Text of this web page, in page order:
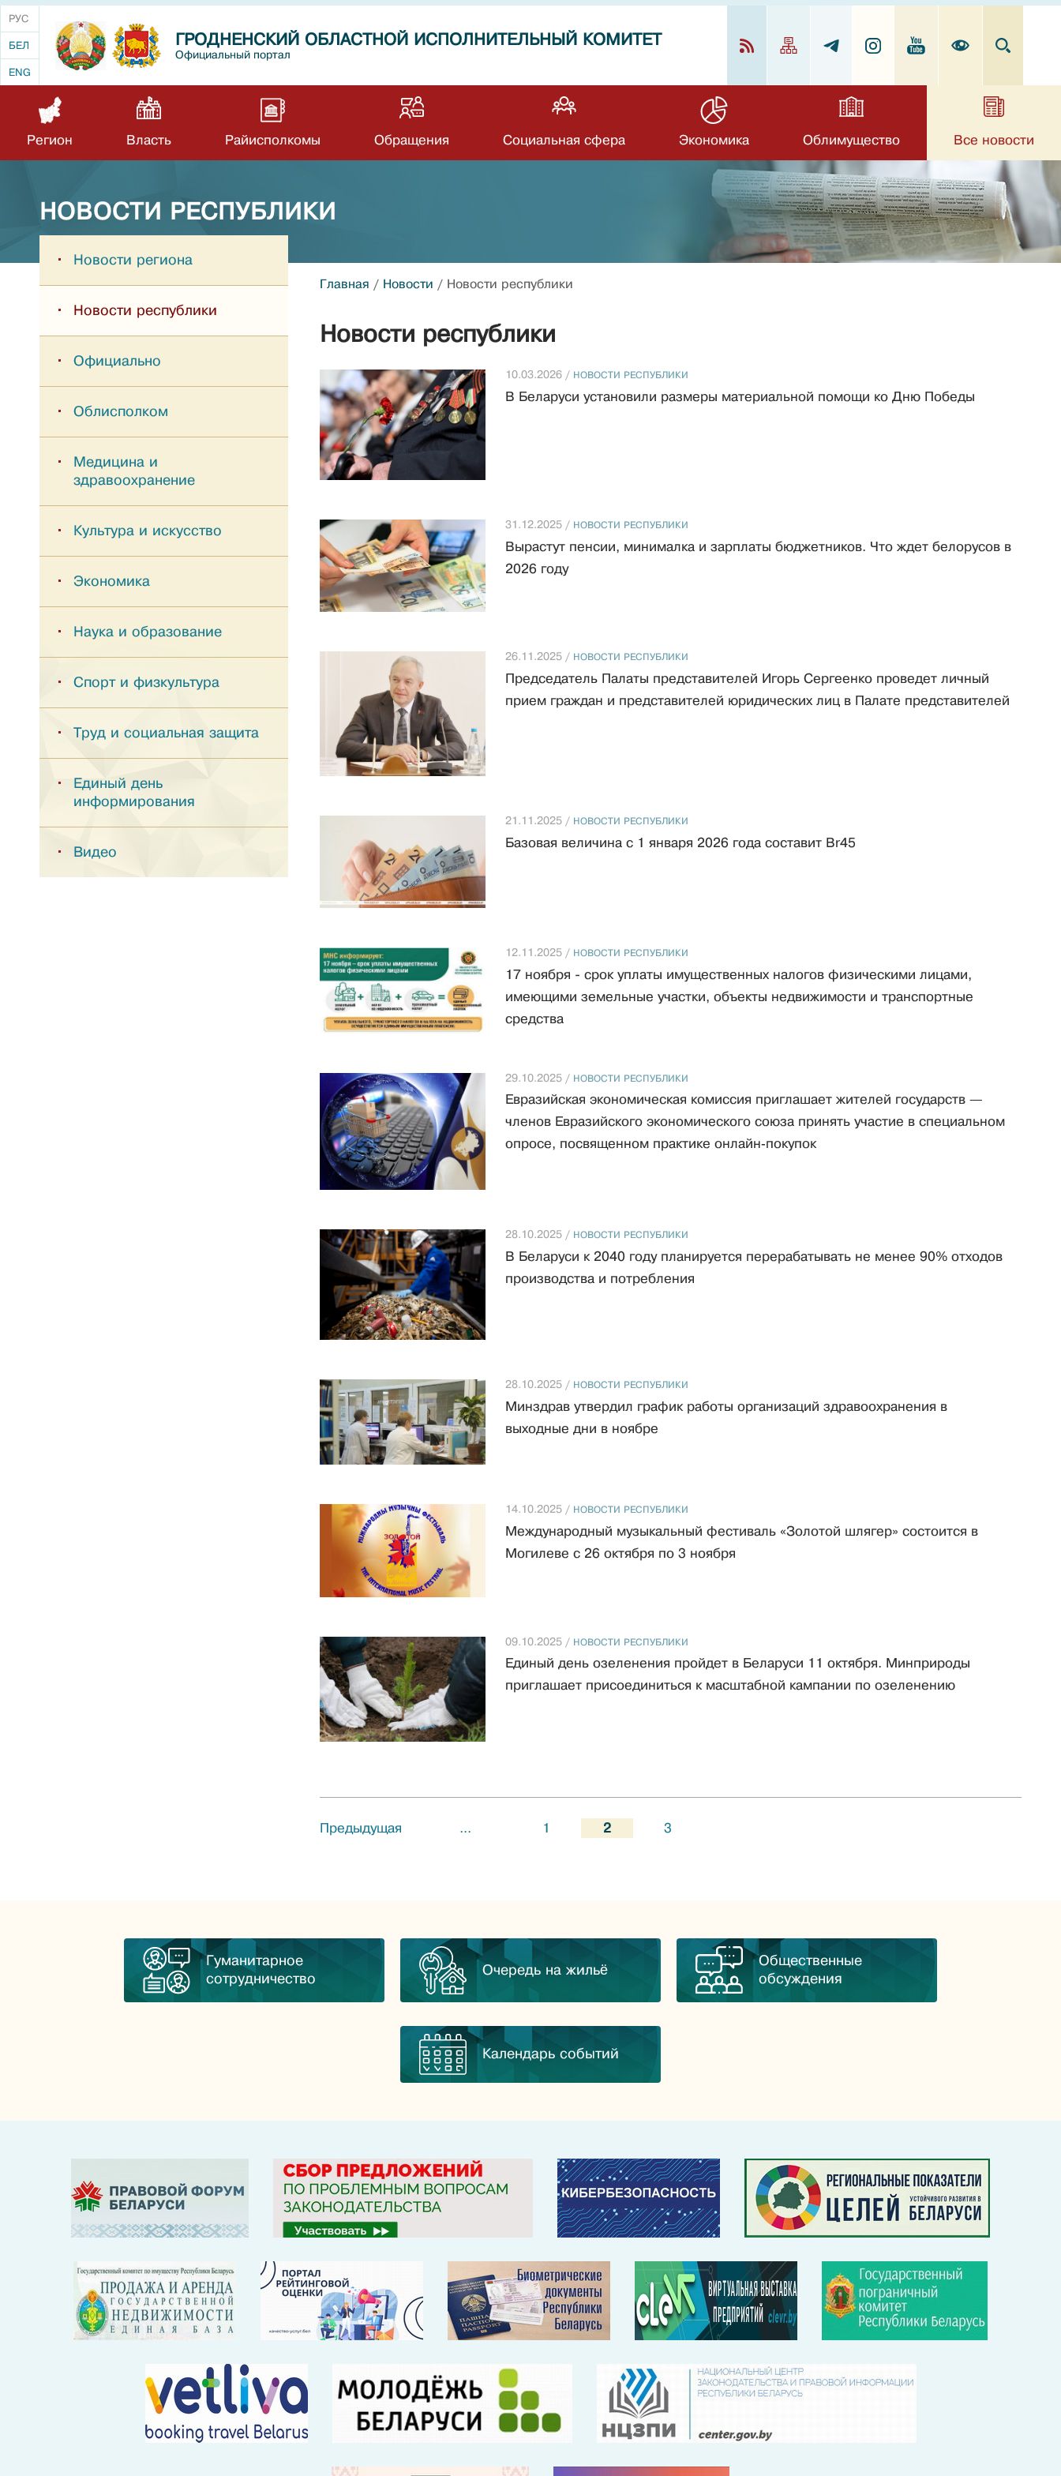
РУС
БЕЛ
ENG
ГРОДНЕНСКИЙ ОБЛАСТНОЙ ИСПОЛНИТЕЛЬНЫЙ КОМИТЕТ
Официальный портал
Регион Власть Райисполкомы Обращения Социальная сфера Экономика Облимущество Все новости
НОВОСТИ РЕСПУБЛИКИ
Новости региона
Новости республики
Официально
Облисполком
Медицина и
здравоохранение
Культура и искусство
Экономика
Наука и образование
Спорт и физкультура
Труд и социальная защита
Единый день
информирования
Видео
Главная / Новости / Новости республики
Новости республики
10.03.2026 / НОВОСТИ РЕСПУБЛИКИ
В Беларуси установили размеры материальной помощи ко Дню Победы
31.12.2025 / НОВОСТИ РЕСПУБЛИКИ
Вырастут пенсии, минималка и зарплаты бюджетников. Что ждет белорусов в
2026 году
26.11.2025 / НОВОСТИ РЕСПУБЛИКИ
Председатель Палаты представителей Игорь Сергеенко проведет личный
прием граждан и представителей юридических лиц в Палате представителей
21.11.2025 / НОВОСТИ РЕСПУБЛИКИ
Базовая величина с 1 января 2026 года составит Br45
12.11.2025 / НОВОСТИ РЕСПУБЛИКИ
17 ноября - срок уплаты имущественных налогов физическими лицами,
имеющими земельные участки, объекты недвижимости и транспортные
средства
29.10.2025 / НОВОСТИ РЕСПУБЛИКИ
Евразийская экономическая комиссия приглашает жителей государств —
членов Евразийского экономического союза принять участие в специальном
опросе, посвященном практике онлайн‑покупок
28.10.2025 / НОВОСТИ РЕСПУБЛИКИ
В Беларуси к 2040 году планируется перерабатывать не менее 90% отходов
производства и потребления
28.10.2025 / НОВОСТИ РЕСПУБЛИКИ
Минздрав утвердил график работы организаций здравоохранения в
выходные дни в ноябре
14.10.2025 / НОВОСТИ РЕСПУБЛИКИ
Международный музыкальный фестиваль «Золотой шлягер» состоится в
Могилеве с 26 октября по 3 ноября
09.10.2025 / НОВОСТИ РЕСПУБЛИКИ
Единый день озеленения пройдет в Беларуси 11 октября. Минприроды
приглашает присоединиться к масштабной кампании по озеленению
Предыдущая ... 1 2 3
Гуманитарное
сотрудничество
Очередь на жильё
Общественные
обсуждения
Календарь событий